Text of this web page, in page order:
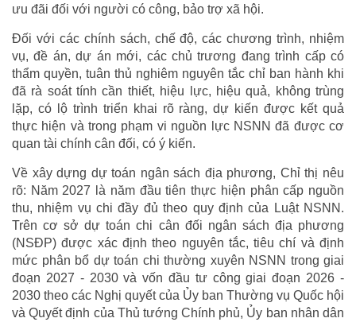
ưu đãi đối với người có công, bảo trợ xã hội.
Đối với các chính sách, chế độ, các chương trình, nhiệm
vụ, đề án, dự án mới, các chủ trương đang trình cấp có
thẩm quyền, tuân thủ nghiêm nguyên tắc chỉ ban hành khi
đã rà soát tính cần thiết, hiệu lực, hiệu quả, không trùng
lặp, có lộ trình triển khai rõ ràng, dự kiến được kết quả
thực hiện và trong phạm vi nguồn lực NSNN đã được cơ
quan tài chính cân đối, có ý kiến.
Về xây dựng dự toán ngân sách địa phương, Chỉ thị nêu
rõ: Năm 2027 là năm đầu tiên thực hiện phân cấp nguồn
thu, nhiệm vụ chi đầy đủ theo quy định của Luật NSNN.
Trên cơ sở dự toán chi cân đối ngân sách địa phương
(NSĐP) được xác định theo nguyên tắc, tiêu chí và định
mức phân bổ dự toán chi thường xuyên NSNN trong giai
đoạn 2027 - 2030 và vốn đầu tư công giai đoạn 2026 -
2030 theo các Nghị quyết của Ủy ban Thường vụ Quốc hội
và Quyết định của Thủ tướng Chính phủ, Ủy ban nhân dân